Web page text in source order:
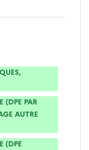
(DPE PAR
AUTRE
(DPE